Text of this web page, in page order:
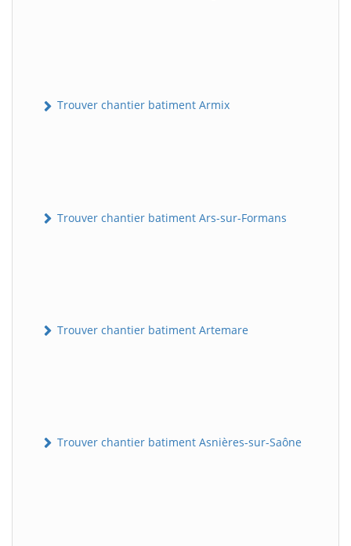
Trouver chantier batiment Armix
Trouver chantier batiment Ars-sur-Formans
Trouver chantier batiment Artemare
Trouver chantier batiment Asnières-sur-Saône